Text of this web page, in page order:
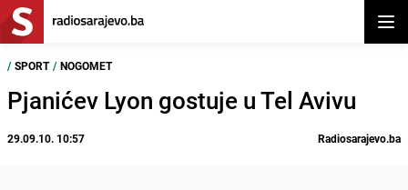
/ SPORT / NOGOMET
Pjanićev Lyon gostuje u Tel Avivu
29.09.10. 10:57 Radiosarajevo.ba